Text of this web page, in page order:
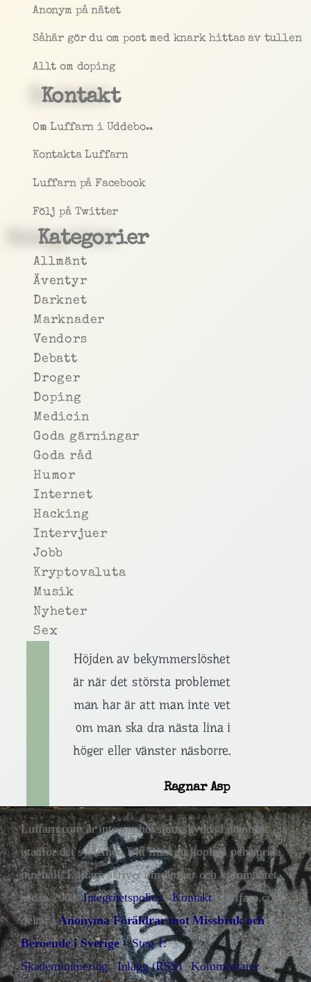
Anonym på nätet
Såhär gör du om post med knark hittas av tullen
Allt om doping
Kontakt
Om Luffarn i Uddebo..
Kontakta Luffarn
Luffarn på Facebook
Följ på Twitter
Kategorier
Allmänt
Äventyr
Darknet
Marknader
Vendors
Debatt
Droger
Doping
Medicin
Goda gärningar
Goda råd
Humor
Internet
Hacking
Intervjuer
Jobb
Kryptovaluta
Musik
Nyheter
Sex
Höjden av bekymmerslöshet
är när det största problemet
man har är att man inte vet
om man ska dra nästa lina i
höger eller vänster näsborre.
Ragnar Asp
Luffarn.com är inte upphovsrättsskyddad utan står
utanför det systemet, fritt fram att kopiera och sprida
innehåll. Luffarn skriver om droger och kriminalitet
sedan 2008.Integritetspolicy|Kontakt| Luffarn.com
deltar iAnonyma Föräldrar mot Missbruk och
Beroende i Sverige– Steg 1:
Skademinimering|Inlägg (RSS)|Kommentarer